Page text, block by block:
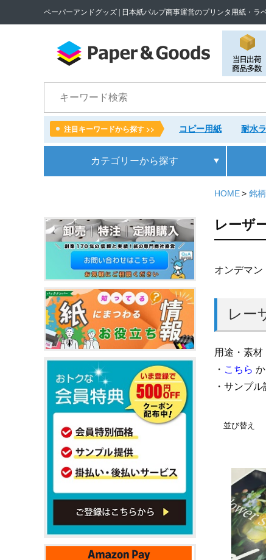
ペーパーアンドグッズ | 日本紙パルプ商事運営のプリンタ用紙・ラ
注目キーワードから探す >> コピー用紙 耐水
カテゴリーから探す
HOME 銘
レーザ
オンデマン
レー
用途・素材
・ こちら
・サンプ
並び替え